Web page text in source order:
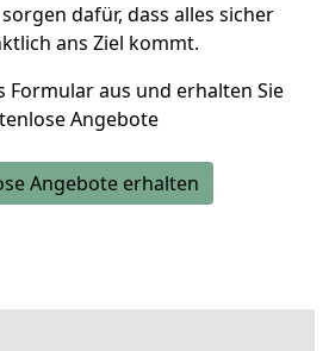
dafür, dass alles sicher
ans Ziel kommt.
Formular aus und erhalten Sie
Angebote
Angebote erhalten